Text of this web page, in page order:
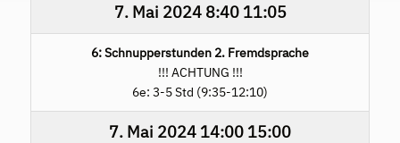
7. Mai 20248:40 11:05
6: Schnupperstunden 2. Fremdsprache
!!! ACHTUNG !!!
6e: 3-5 Std (9:35-12:10)
7. Mai 2024 14:00 15:00